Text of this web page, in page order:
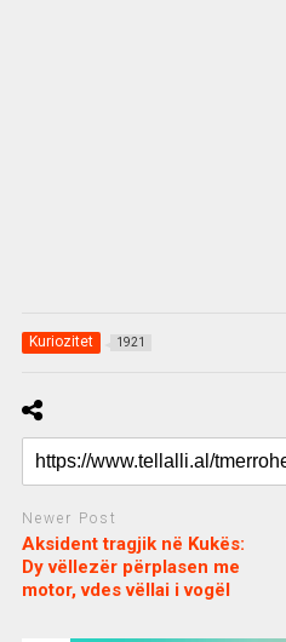
Kuriozitet 1921
Newer Post
Aksident tragjik në Kukës:
Dy vëllezër përplasen me
motor, vdes vëllai i vogël